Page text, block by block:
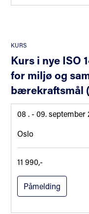
KURS
Kurs i nye ISO
for miljø og
bærekraftsmål
08 . - 09. september
Oslo
11 990,-
Påmelding